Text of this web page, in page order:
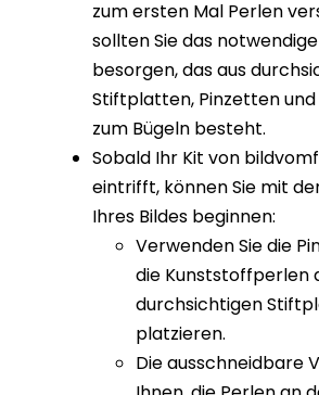
zum ersten Mal Perlen
sollten Sie das
besorgen, das aus
Stiftplatten, Pinzetten
zum Bügeln besteht.
Sobald Ihr Kit von
eintrifft, können Sie mit
Ihres Bildes beginnen:
Verwenden Sie die
die Kunststoffperlen
durchsichtigen
platzieren.
Die ausschneidbare